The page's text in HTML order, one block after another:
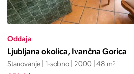
Oddaja
Ljubljana okolica, Ivančna Gorica
Stanovanje | 1-sobno | 2000 | 48 m2